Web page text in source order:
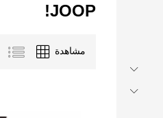
JOOP!
مشاهدة